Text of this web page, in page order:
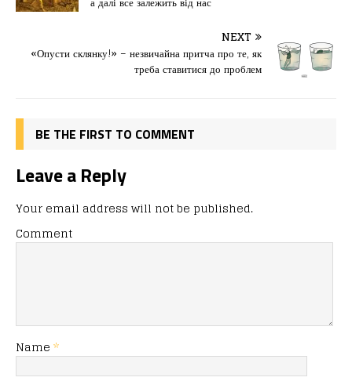
b
o
o
d
o
n
т
ис
я
NEXT
«Опусти склянку!» – незвичайна притча про те, як
треба ставитися до проблем
BE THE FIRST TO COMMENT
Leave a Reply
Your email address will not be published.
Comment
Name *